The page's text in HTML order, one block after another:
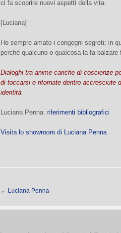
ci fa scoprire nuovi aspetti della vita.
[Luciana]
Ho sempre amato i congegni segreti; in
perché qualcuno o qualcosa la fa
Dialoghi tra anime cariche di coscienze
di toccarsi e ritornate dentro accresciute
identità.
Luciana Penna: riferimenti bibliografici
Visita lo showroom di Luciana Penna
← Luciana Penna